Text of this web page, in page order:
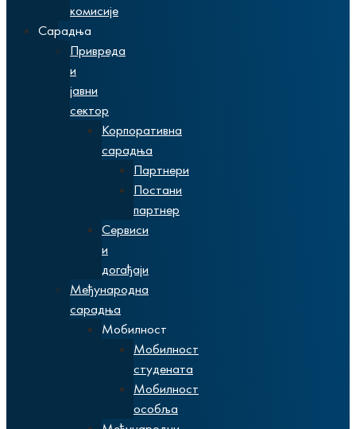
комисије
Сарадња
Привреда
и
јавни
сектор
Корпоративна
сарадња
Партнери
Постани
партнер
Сервиси
и
догађаји
Међународна
сарадња
Мобилност
Мобилност
студената
Мобилност
особља